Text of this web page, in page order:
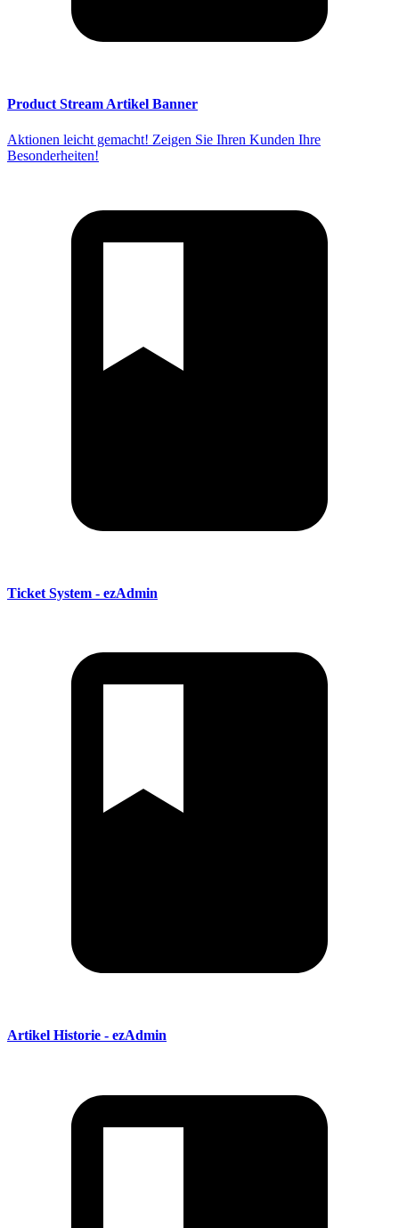
Product Stream Artikel Banner
Aktionen leicht gemacht! Zeigen Sie Ihren Kunden Ihre
Besonderheiten!
Ticket System - ezAdmin
Artikel Historie - ezAdmin